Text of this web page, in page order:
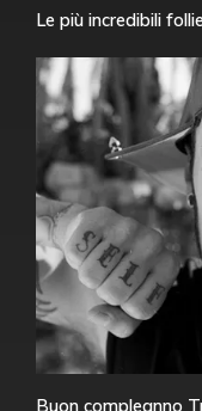
Le più incredibili
Buon compleanno